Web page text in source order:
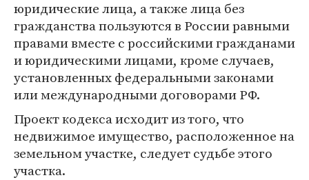
юридические лица, а также лица без
гражданства пользуются в России равными
правами вместе с российскими гражданами
и юридическими лицами, кроме случаев,
установленных федеральными законами
или международными договорами РФ.
Проект кодекса исходит из того, что
недвижимое имущество, расположенное на
земельном участке, следует судьбе этого
участка.